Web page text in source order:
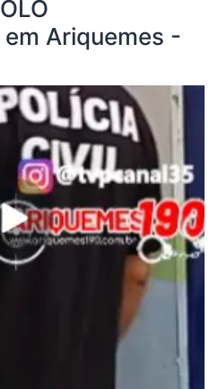
em Ariquemes -